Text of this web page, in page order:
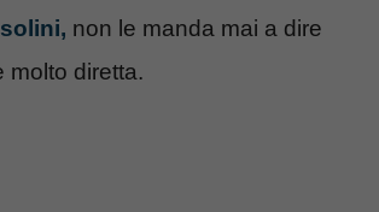
non le manda mai a dire
molto diretta.